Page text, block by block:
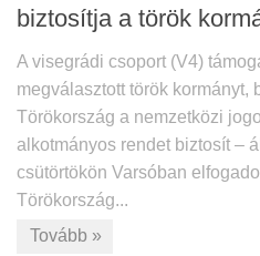
biztosítja a török
A visegrádi csoport (V4)
megválasztott török kormányt,
Törökország a nemzetközi
alkotmányos rendet biztosít –
csütörtökön Varsóban
Törökország...
Tovább »